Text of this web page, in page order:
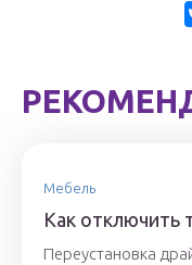
Мебель
Как отключить
Переустановка